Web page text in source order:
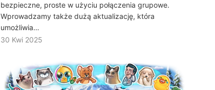
bezpieczne, proste w użyciu połączenia grupowe.
Wprowadzamy także dużą aktualizację, która
umożliwia…
30 Kwi 2025